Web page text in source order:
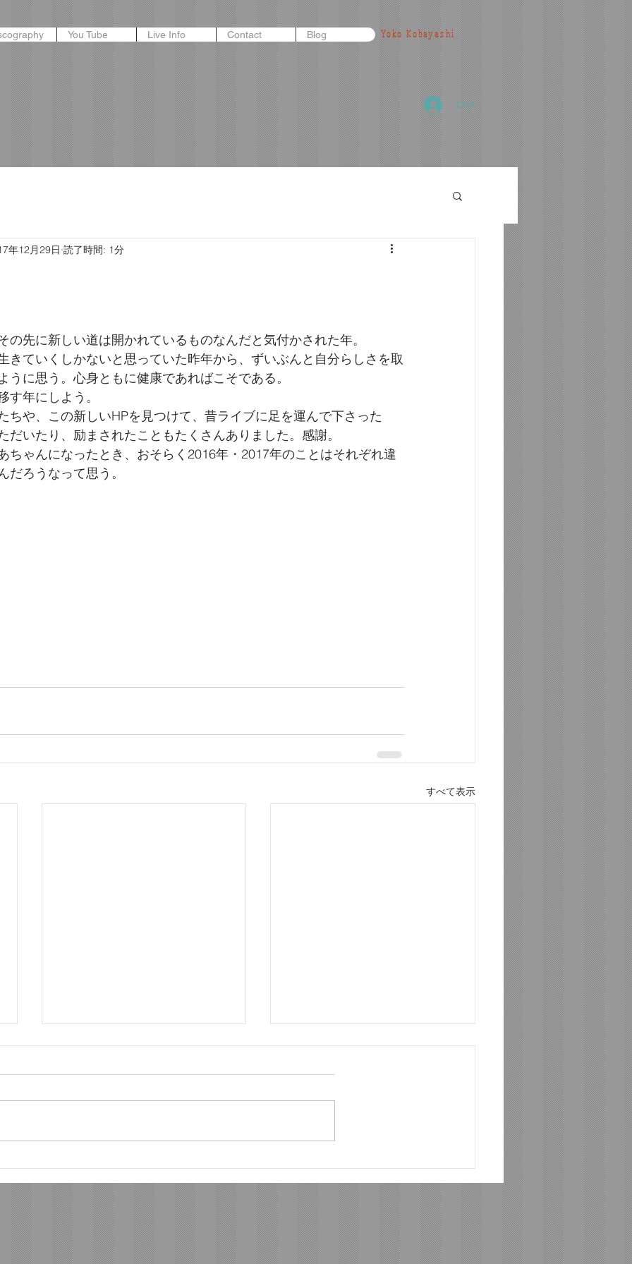
You Tube Live Info Contact Blog Yoko Kobayashi
ログイン
年12月29日 読了時間: 1分
の先に新しい道は開かれているものなんだと気付かされた年。
きていくしかないと思っていた昨年から、ずいぶんと自分らしさを取
うに思う。心身ともに健康であればこそである。
す年にしよう。
ちや、この新しいHPを見つけて、昔ライブに足を運んで下さった
だいたり、励まされたこともたくさんありました。感謝。
ちゃんになったとき、おそらく2016年・2017年のことはそれぞれ違
だろうなって思う。
すべて表示
今も私を支えている言葉 答えのない問いを抱えて